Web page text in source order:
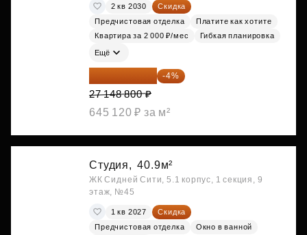
2 кв 2030
Скидка
Предчистовая отделка
Платите как хотите
Квартира за 2 000 ₽/мес
Гибкая планировка
Ещё
26 062 848 ₽ -4%
27 148 800 ₽
645 120 ₽ за м²
Студия, 40.9м²
ЖК Сидней Сити, 5.1 корпус, 1 секция, 9
этаж, №45
1 кв 2027
Скидка
Предчистовая отделка
Окно в ванной